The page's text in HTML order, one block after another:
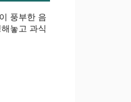
풍부한 음
놓고 과식